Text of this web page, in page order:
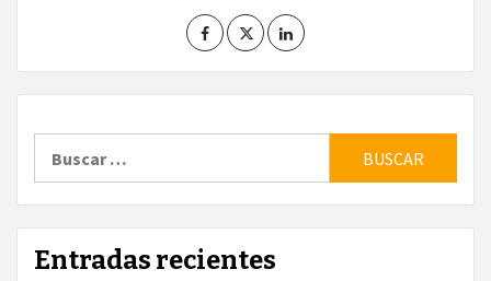
Entradas recientes